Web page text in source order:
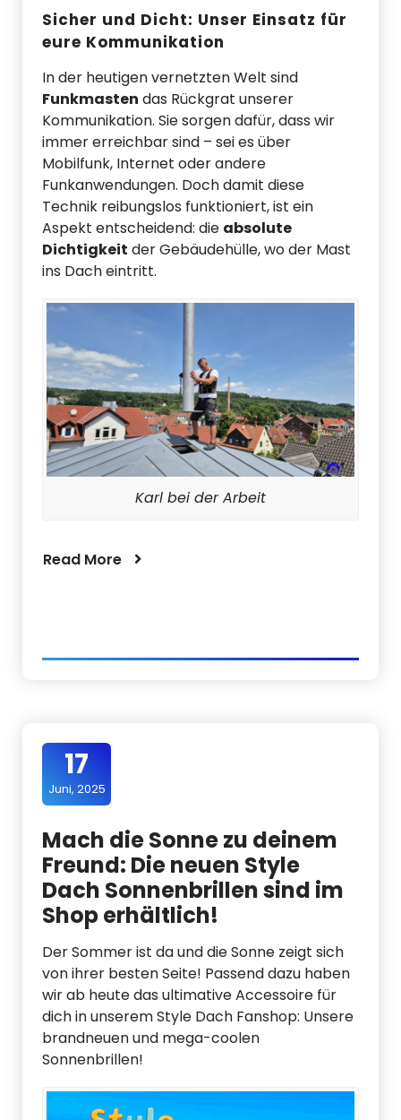
Sicher und Dicht: Unser Einsatz für
eure Kommunikation
In der heutigen vernetzten Welt sind
Funkmasten das Rückgrat unserer
Kommunikation. Sie sorgen dafür, dass wir
immer erreichbar sind – sei es über
Mobilfunk, Internet oder andere
Funkanwendungen. Doch damit diese
Technik reibungslos funktioniert, ist ein
Aspekt entscheidend: die absolute
Dichtigkeit der Gebäudehülle, wo der Mast
ins Dach eintritt.
Karl bei der Arbeit
Read More
17
Juni, 2025
Mach die Sonne zu deinem
Freund: Die neuen Style
Dach Sonnenbrillen sind im
Shop erhältlich!
Der Sommer ist da und die Sonne zeigt sich
von ihrer besten Seite! Passend dazu haben
wir ab heute das ultimative Accessoire für
dich in unserem Style Dach Fanshop: Unsere
brandneuen und mega-coolen
Sonnenbrillen!